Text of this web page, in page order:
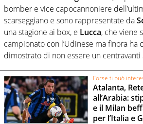
bomber e vice capocannoniere
scarseggiano e sono rappresentate da
una stagione ai box, e Lucca, che viene
campionato con l’Udinese ma finora ha
dimostrato di non essere un centravanti
Forse ti può
Atalanta,
all’Arabia:
e il Milan
per l’Italia e